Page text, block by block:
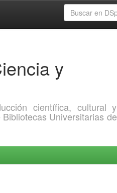
y
científica, cultural y
Universitarias de